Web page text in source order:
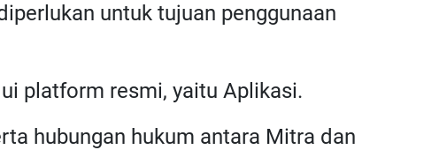
untuk tujuan penggunaan
platform resmi, yaitu Aplikasi.
hubungan hukum antara Mitra dan